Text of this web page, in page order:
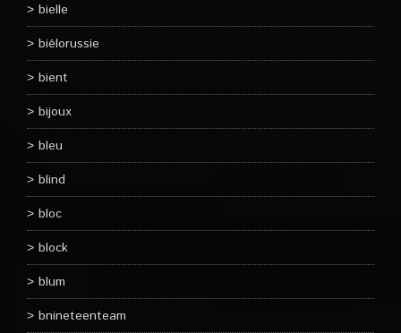
bielle
biélorussie
bient
bijoux
bleu
blind
bloc
block
blum
bnineteenteam